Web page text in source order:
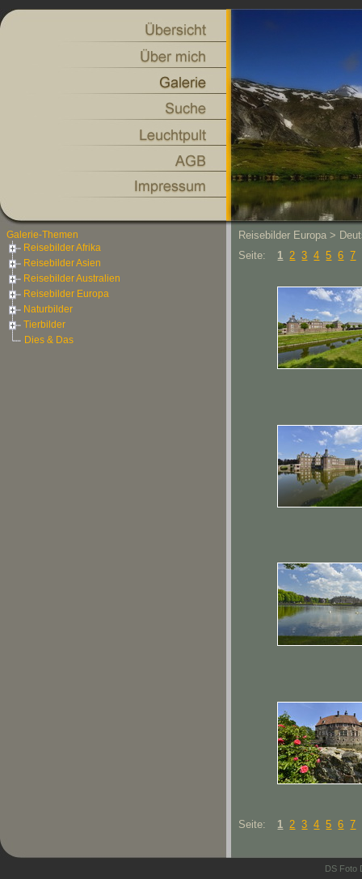
Galerie-Themen
Reisebilder Afrika
Reisebilder Asien
Reisebilder Australien
Reisebilder Europa
Naturbilder
Tierbilder
Dies & Das
Reisebilder Europa >
Seite:
1 2 3 4 5 6 7
Seite: 1 2 3 4 5 6 7
DS Foto